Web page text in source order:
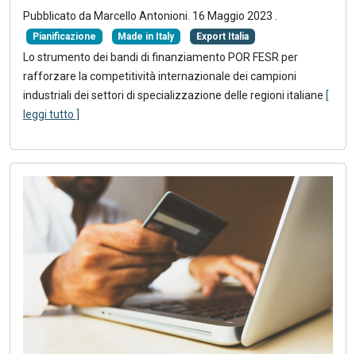
Pubblicato da Marcello Antonioni. 16 Maggio 2023
Pianificazione Made in Italy Export Italia
Lo strumento dei bandi di finanziamento POR FESR per
rafforzare la competitività internazionale dei campioni
industriali dei settori di specializzazione delle regioni italiane [
leggi tutto ]